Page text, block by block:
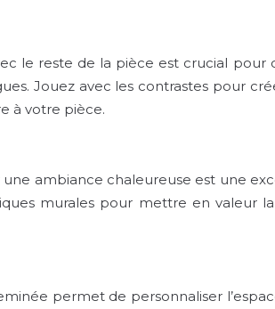
le reste de la pièce est crucial
Jouez avec les contrastes pour
à votre pièce.
ambiance chaleureuse est une
murales pour mettre en valeur
permet de personnaliser